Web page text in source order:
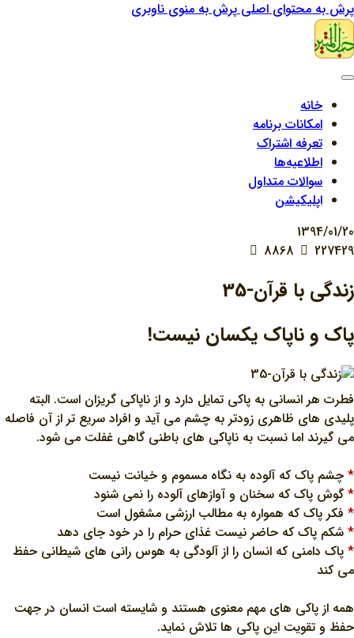
پرش به محتوای اصلیپرش به منوی ناوبری
خانه
امکانات برنامه
تعرفه اشتراک
اطلاعیه‌ها
سوالات متداول
اپلیکیشن
1394/01/20
227429
زندگي با قرآن-35
پاک و ناپاک يکسان نيست!
فطرت هر انساني به پاکي تمايل دارد و از ناپاکي گريزان است. البته
پليدي هاي ظاهري زودتر به چشم مي آيد و افراد سريع تر از آن فاصله
مي گيرند اما نسبت به ناپاکي هاي باطني گاهي غفلت مي شود.
* چشم پاک که آلوده به نگاه مسموم و خيانت نيست
* گوش پاک که سخنان و آوازهاي آلوده را نمي شنود
* فکر پاک که همواره به مطالب ارزشي مشغول است
* شکم پاک که حاضر نيست غذاي حرام را در خود جاي دهد
* پاک دامني که انسان را از آلودگي به هوس راني هاي شيطاني حفظ
مي کند
همه از پاکي هاي مهم معنوي هستند و شايسته است انسان در جهت
حفظ و تقويت اين پاکي ها تلاش نمايد.